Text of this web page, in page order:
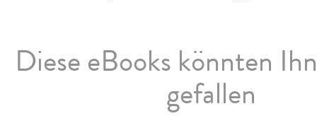
Diese eBooks könnten
gefallen